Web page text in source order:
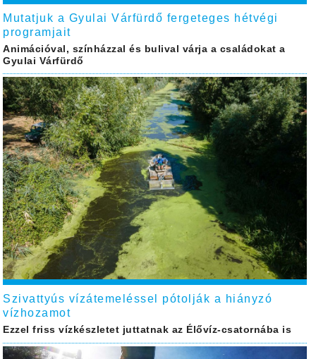
Mutatjuk a Gyulai Várfürdő fergeteges hétvégi
programjait
Animációval, színházzal és bulival várja a családokat a
Gyulai Várfürdő
Szivattyús vízátemeléssel pótolják a hiányzó
vízhozamot
Ezzel friss vízkészletet juttatnak az Élővíz-csatornába is